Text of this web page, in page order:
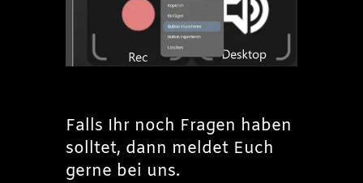
Falls Ihr noch Fragen haben
solltet, dann meldet Euch
gerne bei uns.